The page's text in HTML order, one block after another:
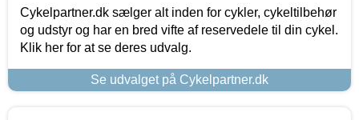
Cykelpartner.dk sælger alt inden for cykler, cykeltilbehør
og udstyr og har en bred vifte af reservedele til din cykel.
Klik her for at se deres udvalg.
Se udvalget på Cykelpartner.dk